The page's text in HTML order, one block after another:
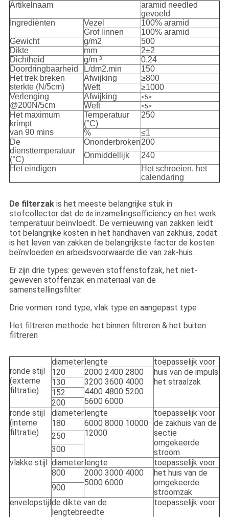
Artikelnaam
aramid needled
gevoeld
Ingrediënten
Vezel
100% aramid
Grof linnen
100% aramid
Gewicht
g/m2
500
Dikte
mm
2±2
Dichtheid
g/m ³
0,24
Doordringbaarheid
L/dm2.min
150
Het trek breken
sterkte (N/5cm)
Afwijking
≥800
Weft
≥1000
Verlenging
@200N/5cm
Afwijking <5>
Weft <5>
Het maximum
krimpt
van 90 mins
Temperatuur
(°C)
250
%
≤1
De
diensttemperatuur
(°C)
Ononderbroken200
Onmiddellijk
240
Het eindigen
Het schroeien, het
calendaring
De filterzakis het meeste belangrijke stuk in
stofcollector dat de de inzamelingsefficiency en het werk
temperatuur beïnvloedt. De vernieuwing van zakken leidt
tot belangrijke kosten in het handhaven van zakhuis, zodat
is het leven van zakken de belangrijkste factor de kosten
beïnvloeden en arbeidsvoorwaarde die van zak-huis.
Er zijn drie types: geweven stoffenstofzak, het niet-
geweven stoffenzak en materiaal van de
samenstellingsfilter.
Drie vormen: rond type, vlak type en aangepast type
Het filtreren methode: het binnen filtreren & het buiten
filtreren
ronde stijl
(externe
filtratie)
diameter lengte
toepasselijk voor
120
2000 2400 2800
3200 3600 4000
4400 4800 5200
5600 6000
huis van de impuls
het straalzak
130
152
200
ronde stijl
(interne
filtratie)
diameter lengte
toepasselijk voor
180
6000 8000 10000
12000
de zakhuis van de
sectie
omgekeerde
stroom
250
300
vlakke stijl
diameter lengte
toepasselijk voor
800
2000 3000 4000
5000 6000
het huis van de
omgekeerde
stroomzak
900
envelopstijl de dikte van de
lengtebreedte
toepasselijk voor